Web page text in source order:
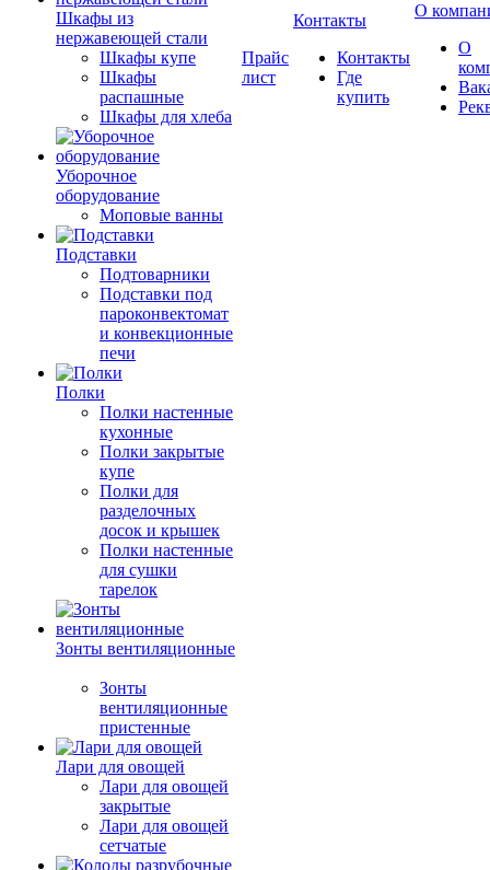
Шкафы из
нержавеющей стали
Шкафы купе
Шкафы
распашные
Шкафы для хлеба
Уборочное
оборудование
Моповые ванны
Подставки
Подтоварники
Подставки под
пароконвектомат
и конвекционные
печи
Полки
Полки настенные
кухонные
Полки закрытые
купе
Полки для
разделочных
досок и крышек
Полки настенные
для сушки
тарелок
Зонты вентиляционные
Зонты
вентиляционные
пристенные
Лари для овощей
Лари для овощей
закрытые
Лари для овощей
сетчатые
Прайс
лист
Контакты
Контакты
Где
купить
О
О